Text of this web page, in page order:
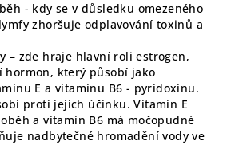
- kdy se v důsledku omezeného
zhoršuje odplavování toxinů a
– zde hraje hlavní roli estrogen,
hormon, který působí jako
E a vitamínu B6 - pyridoxinu.
proti jejich účinku. Vitamin E
a vitamín B6 má močopudné
nadbytečné hromadění vody ve